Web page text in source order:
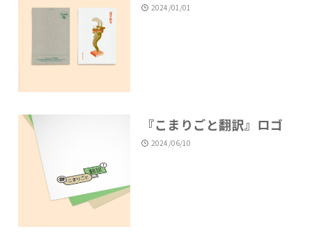
2024/01/01
『こまりごと翻訳』ロゴ
2024/06/10